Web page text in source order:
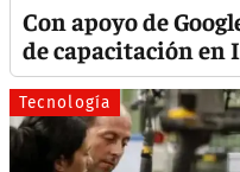
Con apoyo de
de capacitación en
Tecnología